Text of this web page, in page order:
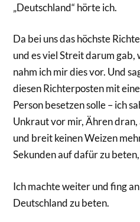
„Deutschland“ hörte ich.
Da bei uns das höchste
und es viel Streit darum gab,
nahm ich mir dies vor. Und
diesen Richterposten mit
Person besetzen solle – ich
Unkraut vor mir, Ähren
und breit keinen Weizen
Sekunden auf dafür zu
Ich machte weiter und fing
Deutschland zu beten.